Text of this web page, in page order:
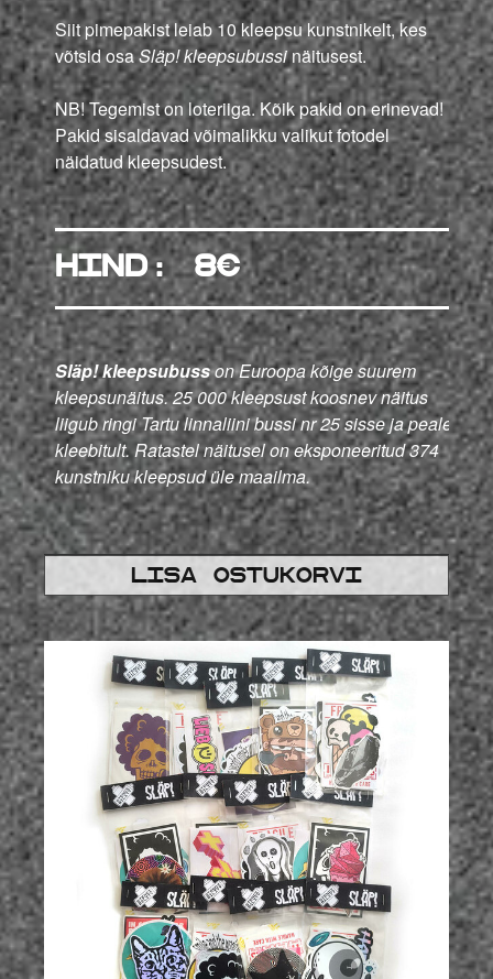
Siit pimepakist leiab 10 kleepsu kunstnikelt, kes
võtsid osaSläp! kleepsubussinäitusest.
NB! Tegemist on loteriiga. Kõik pakid on erinevad!
Pakid sisaldavad võimalikku valikut fotodel
näidatud kleepsudest.
HIND: 8€
Släp! kleepsubusson Euroopa kõige suurem
kleepsunäitus. 25 000 kleepsust koosnev näitus
liigub ringi Tartu linnaliini bussi nr 25 sisse ja peale
kleebitult. Ratastel näitusel on eksponeeritud 374
kunstniku kleepsud üle maailma.
Lisa ostukorvi